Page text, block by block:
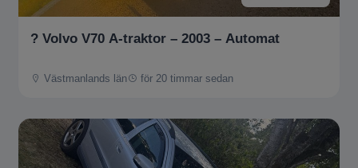
? Volvo V70 A-traktor – 2003 – Automat
Västmanlands län för 20 timmar sedan